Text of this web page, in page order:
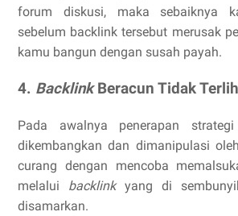
forum diskusi, maka sebaiknya
sebelum backlink tersebut merusak
kamu bangun dengan susah payah.
4. BacklinkBeracun Tidak
Pada awalnya penerapan
dikembangkan dan dimanipulasi
curang dengan mencoba
melalui backlink yang di
disamarkan.